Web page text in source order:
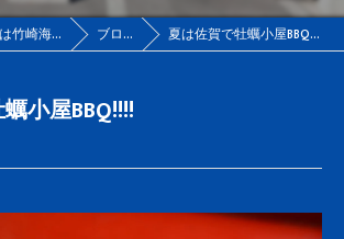
太良の牡蠣小屋は竹崎海産 ブログ 夏は佐賀で牡蠣小屋BBQ!!!!
小屋BBQ!!!!